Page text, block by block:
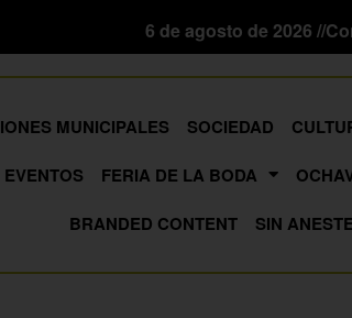
6 de agosto de 2026 //
MUNICIPALES SOCIEDAD
EVENTOS FERIA DE LA BODA
BRANDED CONTENT
SIN